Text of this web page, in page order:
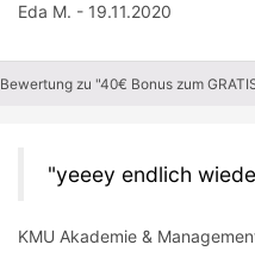
Eda M. - 19.11.2020
Bewertung zu "40€ Bonus zum
yeeey endlich
KMU Akademie &